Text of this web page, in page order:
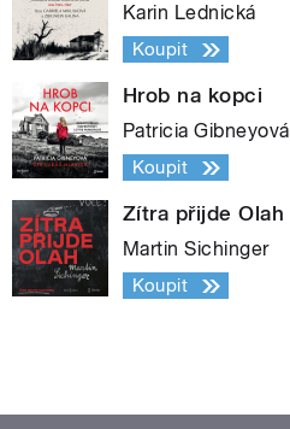
Karin Lednická
Koupit
Hrob na kopci
Patricia Gibneyová
Koupit
Zítra přijde Olah
Martin Sichinger
Koupit